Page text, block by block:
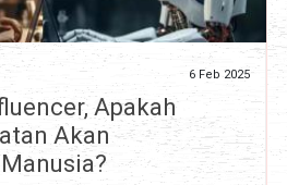
6 Feb 2025
Apakah
Akan